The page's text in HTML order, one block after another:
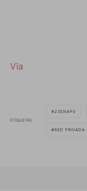
Vïa
ETIQUETAS
23SNAPS
RED PRIVADA